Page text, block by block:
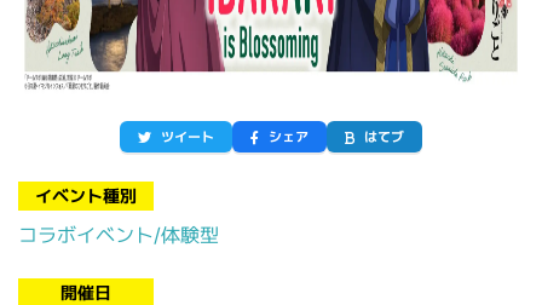
ツイート シェア はてブ
イベント種別
コラボイベント/体験型
開催日